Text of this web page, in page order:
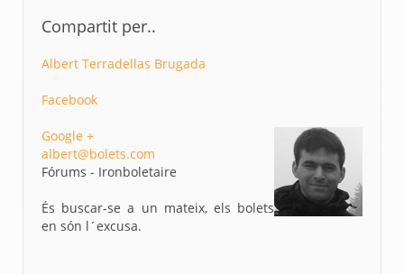
Compartit per..
Albert Terradellas Brugada
Facebook
Google +
albert@bolets.com
Fórums - Ironboletaire
És buscar-se a un mateix, els bolets
en són l´excusa.